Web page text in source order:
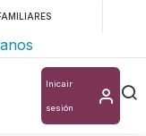
Inicair
sesión